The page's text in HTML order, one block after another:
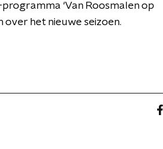
‘Van Roosmalen op
over het nieuwe seizoen.